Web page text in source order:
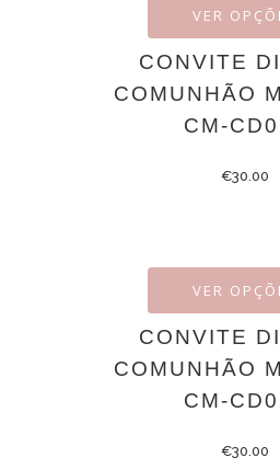
VER
CONVITE
COMUNHÃO
CM-
€30.00
VER
CONVITE
COMUNHÃO
CM-
€30.00